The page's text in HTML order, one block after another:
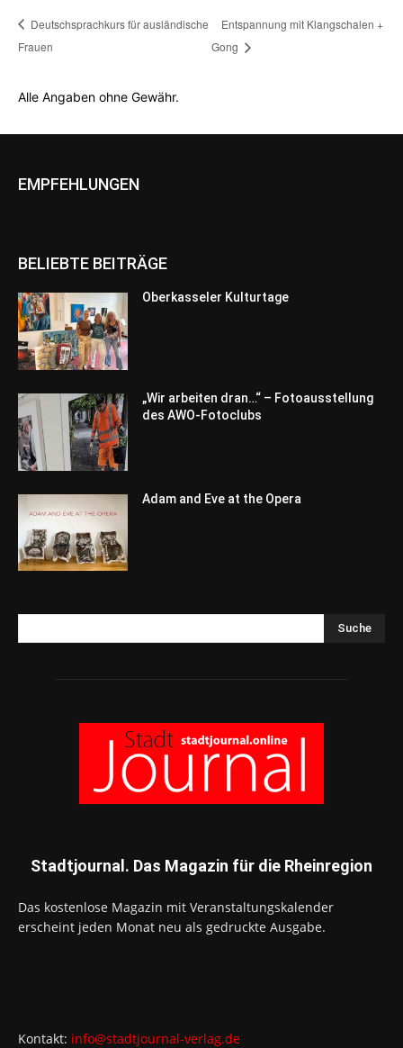
Deutschsprachkurs für ausländische
Frauen
Entspannung mit Klangschalen +
Gong
Alle Angaben ohne Gewähr.
EMPFEHLUNGEN
BELIEBTE BEITRÄGE
Oberkasseler Kulturtage
„Wir arbeiten dran…“ – Fotoausstellung
des AWO-Fotoclubs
Adam and Eve at the Opera
Suche
Stadtjournal. Das Magazin für die Rheinregion
Das kostenlose Magazin mit Veranstaltungskalender
erscheint jeden Monat neu als gedruckte Ausgabe.
Kontakt: info@stadtjournal-verlag.de